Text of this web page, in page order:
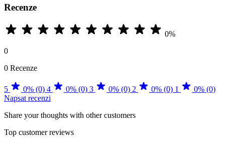
Recenze
0%
0
0 Recenze
5 0% (0) 4 0% (0) 3 0% (0) 2 0% (0) 1
0% (0)
Napsat recenzi
Share your thoughts with other customers
Top customer reviews